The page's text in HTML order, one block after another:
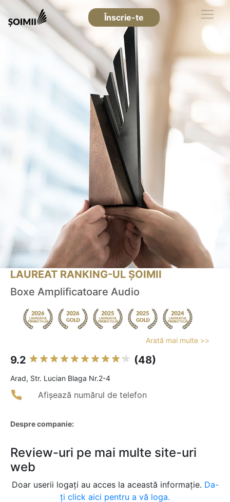
Înscrie-te
LAUREAT RANKING-UL ȘOIMII
Boxe Amplificatoare Audio
Arată mai multe >>
9.2 (48)
Arad, Str. Lucian Blaga Nr.2-4
Afișează numărul de telefon
Despre companie:
Review-uri pe mai multe site-uri
web
Doar userii logați au acces la această informație. Da-
ți click aici pentru a vă loga.